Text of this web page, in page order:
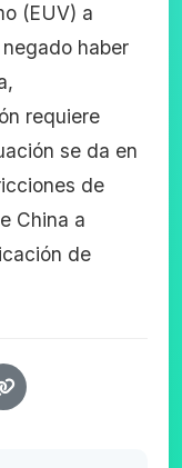
(EUV) a
haber
requiere
se da en
de
China a
de